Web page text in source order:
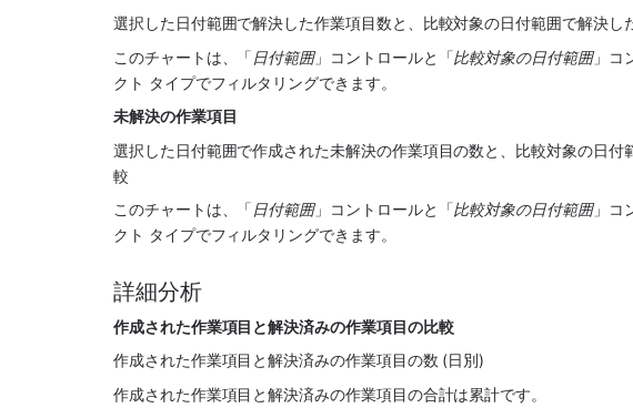
選択した日付範囲で解決した作業項目数と、比較対象の日付範囲で解決し
このチャートは、「日付範囲」コントロールと「比較対象の日付範囲」コ
クト タイプでフィルタリングできます。
未解決の作業項目
選択した日付範囲で作成された未解決の作業項目の数と、比較対象の日
較
このチャートは、「 日付範囲」コントロールと「比較対象の日付範囲」コ
クト タイプでフィルタリングできます。
詳細分析
作成された作業項目と解決済みの作業項目の比較
作成された作業項目と解決済みの作業項目の数 (日別)
作成された作業項目と解決済みの作業項目の合計は累計です。